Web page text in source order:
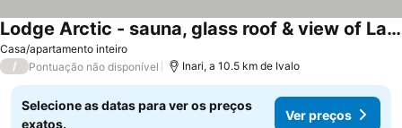
Casa/apartamento inteiro
Lodge Arctic - sauna, glass roof & view of Lake Inari
/ Pontuação não disponível Inari, a 10.5 km de Ivalo
Selecione as datas para ver os preços
exatos.
Ver preços